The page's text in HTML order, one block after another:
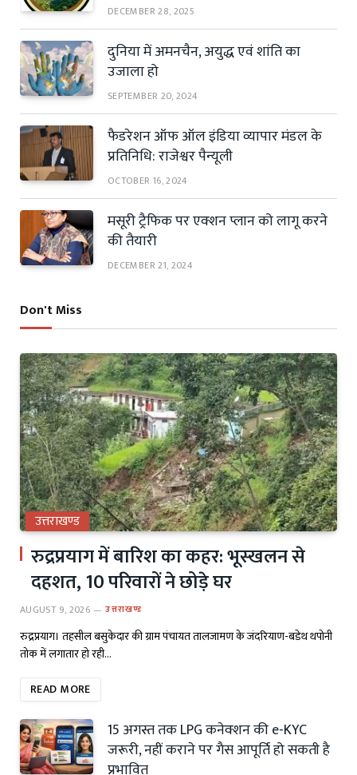
DECEMBER 28, 2025
दुनिया में अमनचैन, अयुद्ध एवं शांति का
उजाला हो
SEPTEMBER 20, 2024
फैडरेशन ऑफ ऑल इंडिया व्यापार मंडल के
प्रतिनिधि: राजेश्वर पैन्यूली
OCTOBER 16, 2024
मसूरी ट्रैफिक पर एक्शन प्लान को लागू करने
की तैयारी
DECEMBER 21, 2024
Don't Miss
उत्तराखण्ड
रुद्रप्रयाग में बारिश का कहर: भूस्खलन से
दहशत, 10 परिवारों ने छोड़े घर
AUGUST 9, 2026 उत्तराखण्ड
रुद्रप्रयाग। तहसील बसुकेदार की ग्राम पंचायत तालजामण के जंदरियाण-बडेथ थपोनी
तोक में लगातार हो रही…
READ MORE
15 अगस्त तक LPG कनेक्शन की e-KYC
जरूरी, नहीं कराने पर गैस आपूर्ति हो सकती है